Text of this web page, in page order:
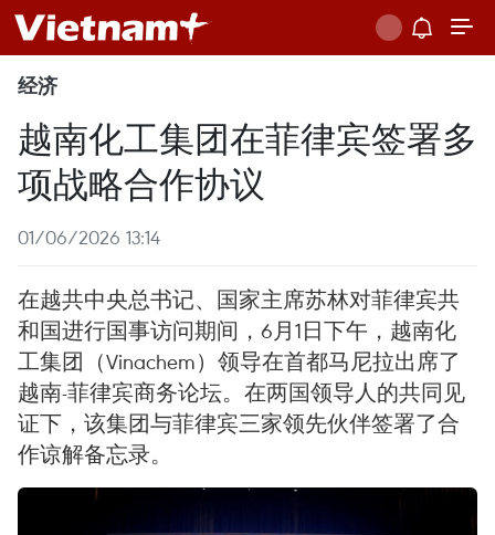
经济
越南化工集团在菲律宾签署多
项战略合作协议
01/06/2026 13:14
在越共中央总书记、国家主席苏林对菲律宾共
和国进行国事访问期间，6月1日下午，越南化
工集团（Vinachem）领导在首都马尼拉出席了
越南-菲律宾商务论坛。在两国领导人的共同见
证下，该集团与菲律宾三家领先伙伴签署了合
作谅解备忘录。